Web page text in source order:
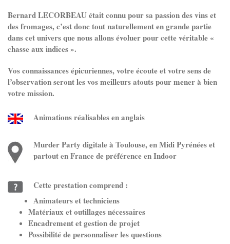
Bernard LECORBEAU était connu pour sa passion des vins et
des fromages, c’est donc tout naturellement en grande partie
dans cet univers que nous allons évoluer pour cette véritable «
chasse aux indices ».
Vos connaissances épicuriennes, votre écoute et votre sens de
l’observation seront les vos meilleurs atouts pour mener à bien
votre mission.
Animations réalisables en anglais
Murder Party digitale à Toulouse, en Midi Pyrénées et
partout en France de préférence en Indoor
Cette prestation comprend :
Animateurs et techniciens
Matériaux et outillages nécessaires
Encadrement et gestion de projet
Possibilité de personnaliser les questions